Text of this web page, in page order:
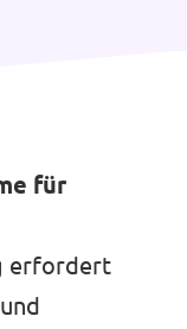
für
erfordert